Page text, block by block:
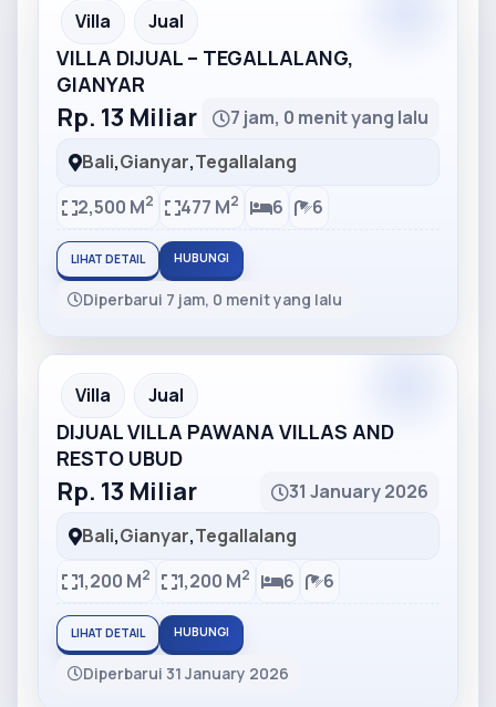
Partner Ad
Villa Jual
VILLA DIJUAL – TEGALLALANG,
GIANYAR
Rp. 13 Miliar
7 jam, 0 menit yang lalu
Bali,Gianyar,Tegallalang
2,500 M2 477 M2 6 6
LIHAT DETAIL HUBUNGI
Diperbarui 7 jam, 0 menit yang lalu
Partner Ad
Villa Jual
DIJUAL VILLA PAWANA VILLAS AND
RESTO UBUD
Rp. 13 Miliar
31 January 2026
Bali,Gianyar,Tegallalang
1,200 M2 1,200 M2 6 6
LIHAT DETAIL HUBUNGI
Diperbarui 31 January 2026